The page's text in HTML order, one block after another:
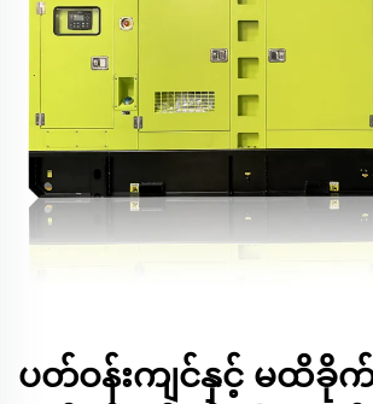
ပတ်ဝန်းကျင်နှင့် မထိခို